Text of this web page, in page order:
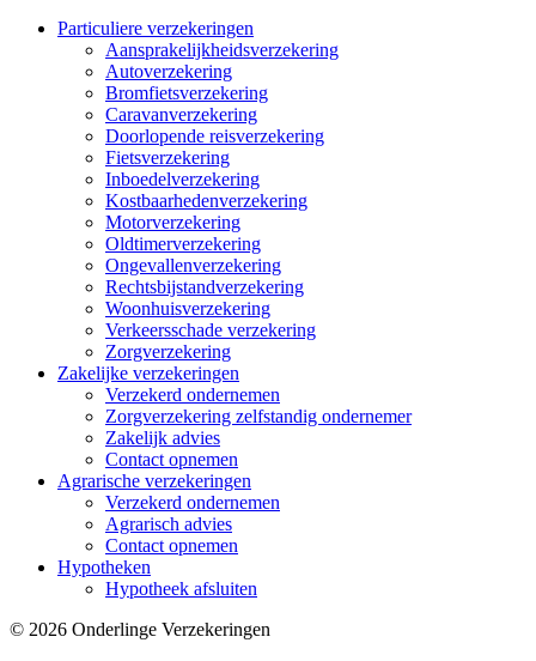
Particuliere verzekeringen
Aansprakelijkheidsverzekering
Autoverzekering
Bromfietsverzekering
Caravanverzekering
Doorlopende reisverzekering
Fietsverzekering
Inboedelverzekering
Kostbaarhedenverzekering
Motorverzekering
Oldtimerverzekering
Ongevallenverzekering
Rechtsbijstandverzekering
Woonhuisverzekering
Verkeersschade verzekering
Zorgverzekering
Zakelijke verzekeringen
Verzekerd ondernemen
Zorgverzekering zelfstandig ondernemer
Zakelijk advies
Contact opnemen
Agrarische verzekeringen
Verzekerd ondernemen
Agrarisch advies
Contact opnemen
Hypotheken
Hypotheek afsluiten
© 2026 Onderlinge Verzekeringen